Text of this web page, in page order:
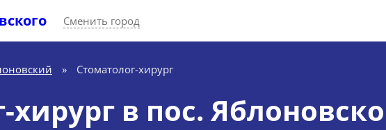
Сменить город
» Стоматолог-хирург
хирург в пос.